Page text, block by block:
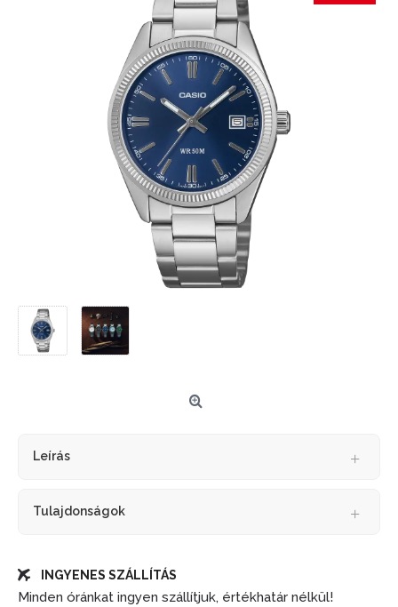
Leírás
Tulajdonságok
INGYENES SZÁLLÍTÁS
Minden óránkat ingyen szállítjuk, értékhatár nélkül!